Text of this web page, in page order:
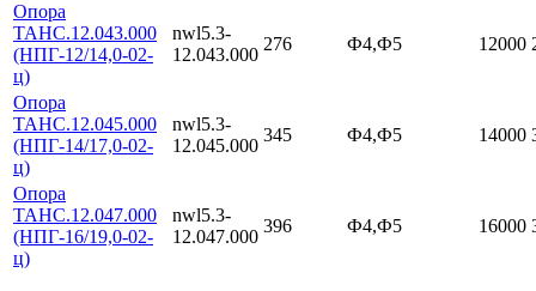
Опора
ТАНС.12.043.000
(НПГ-12/14,0-02-
ц)
nwl5.3-
12.043.000
276 Ф4,Ф5 12000
Опора
ТАНС.12.045.000
(НПГ-14/17,0-02-
ц)
nwl5.3-
12.045.000
345 Ф4,Ф5 14000
Опора
ТАНС.12.047.000
(НПГ-16/19,0-02-
ц)
nwl5.3-
12.047.000
396 Ф4,Ф5 16000